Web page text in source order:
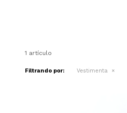
1 artículo
Filtrando por: Vestimenta